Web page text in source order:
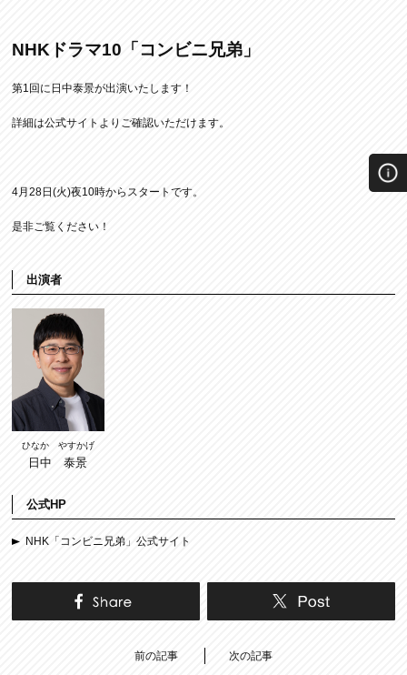
NHKドラマ10「コンビニ兄弟」
第1回に日中泰景が出演いたします！
詳細は公式サイトよりご確認いただけます。
4月28日(火)夜10時からスタートです。
是非ご覧ください！
出演者
ひなか やすかげ
日中 泰景
公式HP
NHK「コンビニ兄弟」公式サイト
前の記事 次の記事